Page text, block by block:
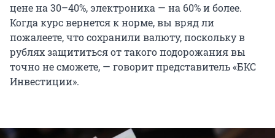
цене на 30–40%, электроника — на 60% и более.
Когда курс вернется к норме, вы вряд ли
пожалеете, что сохранили валюту, поскольку в
рублях защититься от такого подорожания вы
точно не сможете, — говорит представитель «БКС
Инвестиции».